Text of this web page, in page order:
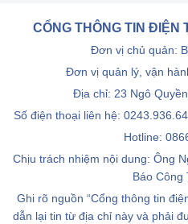
CỔNG THÔNG TIN ĐIỆN
Đơn vị chủ quản:
Đơn vị quản lý, vận
Địa chỉ: 23 Ngô
Số điện thoại liên hệ:
Hotline:
Chịu trách nhiệm nội dung: Ông
Báo Công
Ghi rõ nguồn “Cổng thông tin
dẫn lại tin từ địa chỉ này và phải